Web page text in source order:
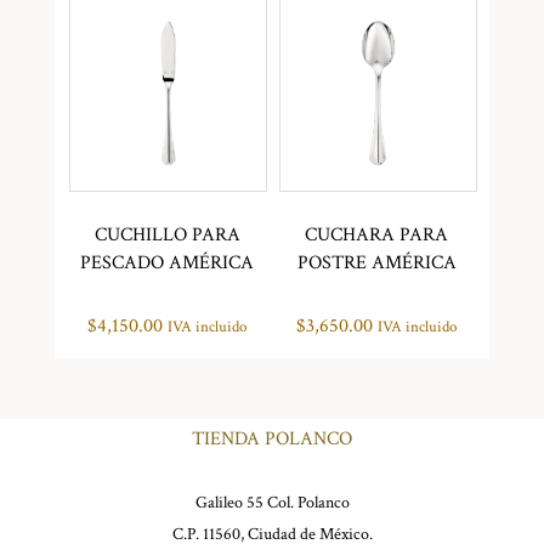
CUCHILLO PARA
PESCADO AMÉRICA
$4,150.00 IVA incluido
CUCHARA PARA
POSTRE AMÉRICA
$3,650.00 IVA incluido
TIENDA POLANCO
Galileo 55 Col. Polanco
C.P. 11560, Ciudad de México.